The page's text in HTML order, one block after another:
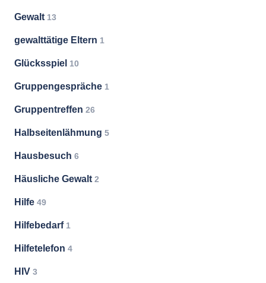
Gewalt 13
gewalttätige Eltern 1
Glücksspiel 10
Gruppengespräche 1
Gruppentreffen 26
Halbseitenlähmung 5
Hausbesuch 6
Häusliche Gewalt 2
Hilfe 49
Hilfebedarf 1
Hilfetelefon 4
HIV 3